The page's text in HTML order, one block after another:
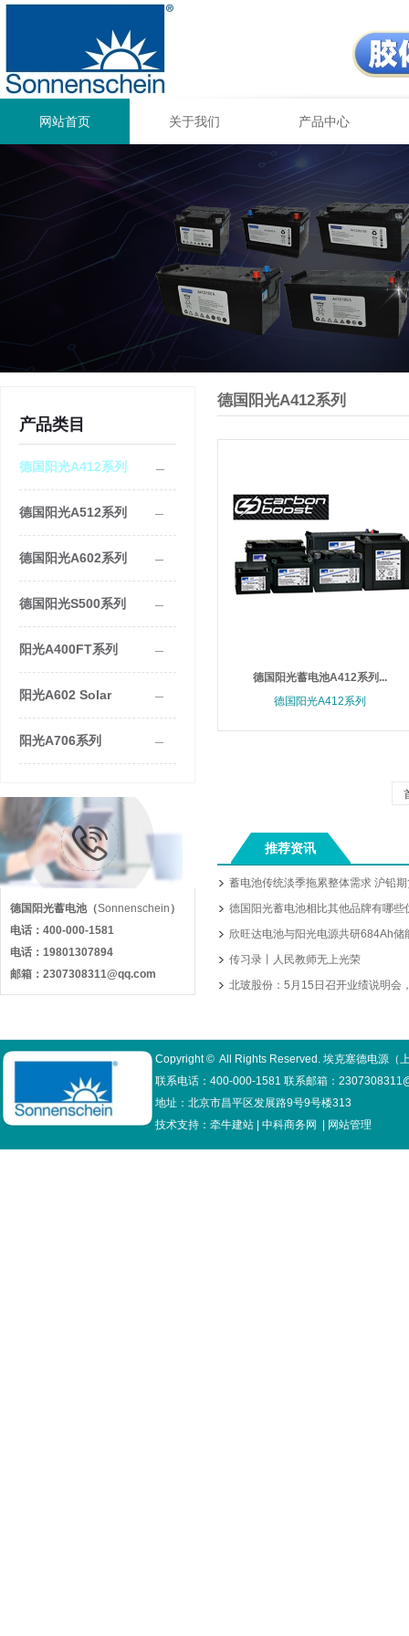
网站首页 关于我们 产品中心
产品类目
德国阳光A412系列
德国阳光A512系列
德国阳光A602系列
德国阳光S500系列
阳光A400FT系列
阳光A602 Solar
阳光A706系列
德国阳光蓄电池（Sonnenschein ）
电话：400-000-1581
电话：19801307894
邮箱：2307308311@qq.com
德国阳光A412系列
德国阳光蓄电池A412系列...
德国阳光A412系列
推荐资讯
蓄电池传统淡季拖累整体需求 沪铅
德国阳光蓄电池相比其他品牌有哪些
欣旺达电池与阳光电源共研684Ah储
传习录丨人民教师无上光荣
北玻股份：5月15日召开业绩说明会
Copyright © All Rights Reserved. 埃克塞德电源（
联系电话：400-000-1581 联系邮箱：
地址：北京市昌平区发展路9号9号楼313
技术支持： 牵牛建站 中科商务网 网站管理